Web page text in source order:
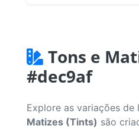
Tons e
#dec9af
Explore as variações de
Matizes (Tints) são